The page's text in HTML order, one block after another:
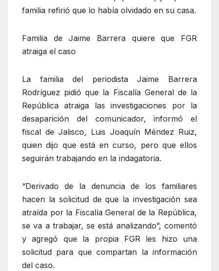
familia refirió que lo había olvidado en su casa.
Familia de Jaime Barrera quiere que FGR
atraiga el caso
La familia del periodista Jaime Barrera
Rodríguez pidió que la Fiscalía General de la
República atraiga las investigaciones por la
desaparición del comunicador, informó el
fiscal de Jalisco, Luis Joaquín Méndez Ruiz,
quien dijo que está en curso, pero que ellos
seguirán trabajando en la indagatoria.
“Derivado de la denuncia de los familiares
hacen la solicitud de que la investigación sea
atraída por la Fiscalía General de la República,
se va a trabajar, se está analizando”, comentó
y agregó que la propia FGR les hizo una
solicitud para que compartan la información
del caso.